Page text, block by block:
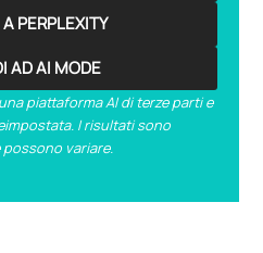
PERPLEXITY
AD AI MODE
piattaforma AI di terze parti e
I risultati sono
variare.